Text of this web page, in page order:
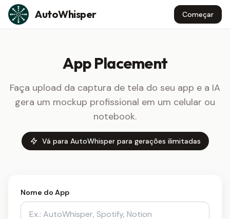
Skip to content
AutoWhisper Começar
App Placement
Faça upload da captura de tela do seu app e a IA
gera um mockup profissional em um celular ou
notebook.
Vá para AutoWhisper para gerações ilimitadas
Nome do App